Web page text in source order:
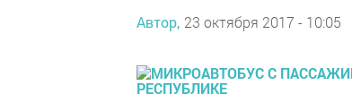
Автор, 23 октября 2017 - 10:05